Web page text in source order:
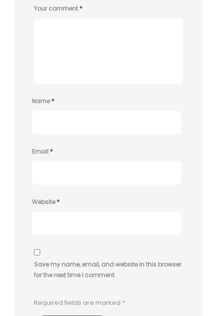
Your comment*
Name*
Email*
Website*
Save my name, email, and website in this browser
for the next time I comment.
Required fields are marked *